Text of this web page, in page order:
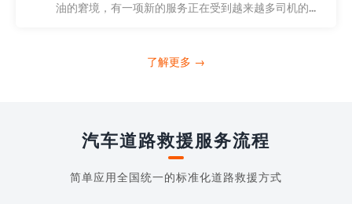
油的窘境，有一项新的服务正在受到越来越多司机的...
了解更多 →
汽车道路救援服务流程
简单应用全国统一的标准化道路救援方式